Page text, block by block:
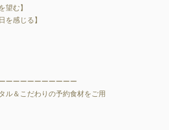
望む】
感じる】
ーーーーーーーーーー
ル＆こだわりの予約食材をご用